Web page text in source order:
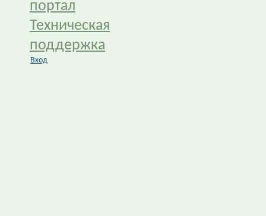
портал
Техническая
поддержка
Вход